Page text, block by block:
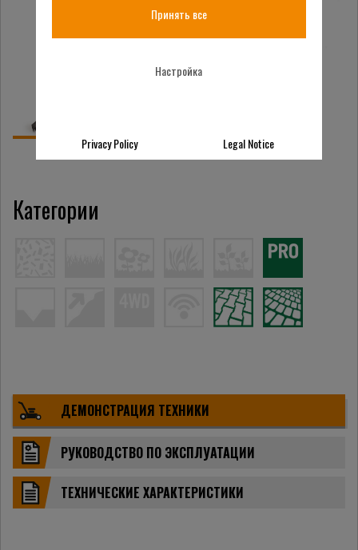
Категории
ДЕМОНСТРАЦИЯ ТЕХНИКИ
РУКОВОДСТВО ПО ЭКСПЛУАТАЦИИ
ТЕХНИЧЕСКИЕ ХАРАКТЕРИСТИКИ
Принять все
Настройка
Privacy Policy Legal Notice